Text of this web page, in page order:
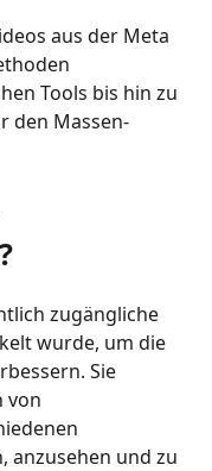
aus der Meta
Tools bis hin zu
den Massen-
zugängliche
wurde, um die
Sie
von
anzusehen und zu